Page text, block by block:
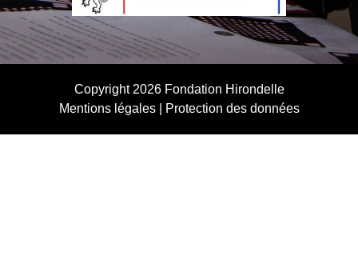
Copyright 2026 Fondation Hirondelle
Mentions légales| Protection des données